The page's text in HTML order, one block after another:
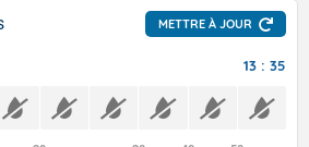
METTRE À JOUR
13 : 35